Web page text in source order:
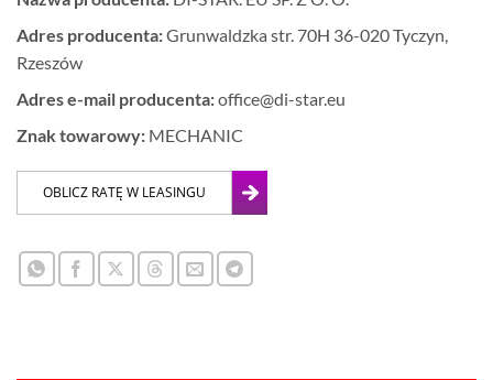
Adres producenta:Grunwaldzka str. 70H 36-020 Tyczyn,
Rzeszów
Adres e-mail producenta:office@di-star.eu
Znak towarowy: MECHANIC